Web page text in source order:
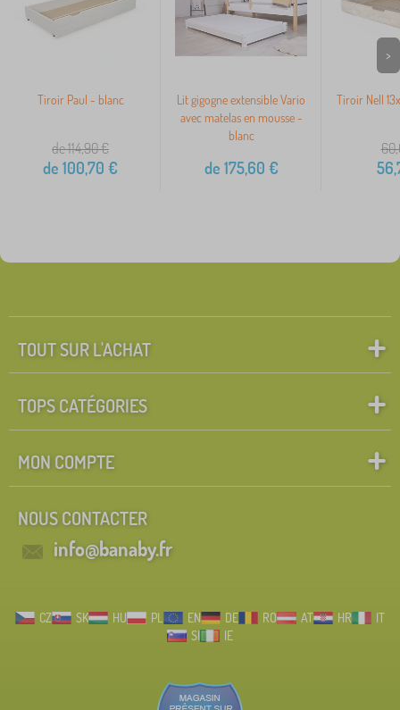
Tiroir Paul - blanc
de 114,90€
de 100,70 €
Lit gigogne extensible Vario
avec matelas en mousse -
blanc
de 175,60 €
Tiroir Nell
>
TOUT SUR L'ACHAT
TOPS CATÉGORIES
MON COMPTE
NOUS CONTACTER
info@banaby.fr
CZ SK HU PL EN DE RO AT HR
IT
SI
IE